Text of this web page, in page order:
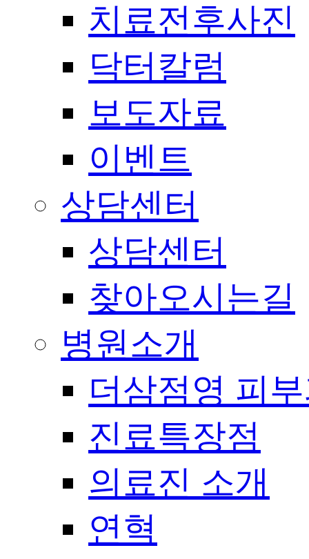
치료전후사진
닥터칼럼
보도자료
이벤트
상담센터
상담센터
찾아오시는길
병원소개
더삼점영 피
진료특장점
의료진 소개
연혁